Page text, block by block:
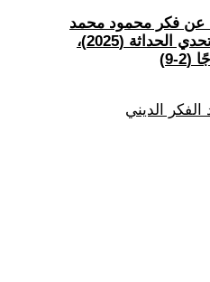
عن فكر محمود محمد
طه- كتاب: الإسلام المعاصر وتحدي الحداثة (2025)،
9)
الفكر الديني